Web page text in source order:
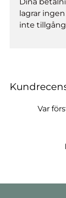
lagrar
inte
Var